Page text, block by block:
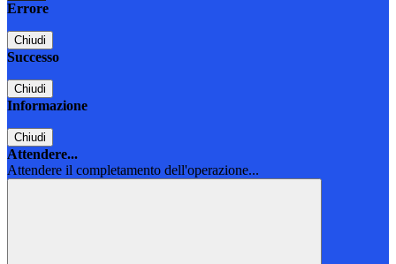
Errore
Chiudi
Successo
Chiudi
Informazione
Chiudi
Attendere...
Attendere il completamento dell'operazione...